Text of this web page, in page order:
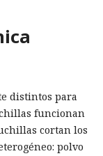
distintos para
funcionan
cortan los
polvo